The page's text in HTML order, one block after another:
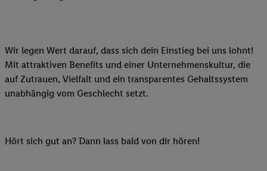
Wir legen Wert darauf, dass sich dein Einstieg bei uns lohnt!
Mit attraktiven Benefits und einer Unternehmenskultur, die
auf Zutrauen, Vielfalt und ein transparentes Gehaltssystem
unabhängig vom Geschlecht setzt.
Hört sich gut an? Dann lass bald von dir hören!